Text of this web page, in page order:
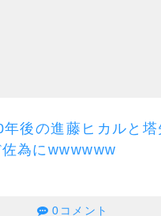
年後の進藤ヒカルと
為にwwwwww
0コメント